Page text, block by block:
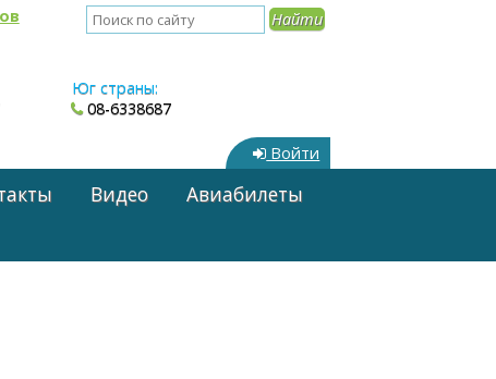
Юг страны:
08-6338687
Войти
Видео
Авиабилеты